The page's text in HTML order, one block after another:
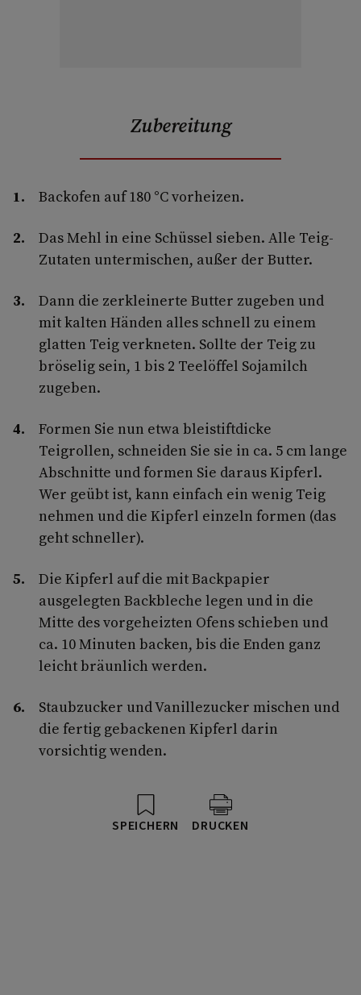
Zubereitung
Backofen auf 180 °C vorheizen.
Das Mehl in eine Schüssel sieben. Alle Teig-
Zutaten untermischen, außer der Butter.
Dann die zerkleinerte Butter zugeben und
mit kalten Händen alles schnell zu einem
glatten Teig verkneten. Sollte der Teig zu
bröselig sein, 1 bis 2 Teelöffel Sojamilch
zugeben.
Formen Sie nun etwa bleistiftdicke
Teigrollen, schneiden Sie sie in ca. 5 cm lange
Abschnitte und formen Sie daraus Kipferl.
Wer geübt ist, kann einfach ein wenig Teig
nehmen und die Kipferl einzeln formen (das
geht schneller).
Die Kipferl auf die mit Backpapier
ausgelegten Backbleche legen und in die
Mitte des vorgeheizten Ofens schieben und
ca. 10 Minuten backen, bis die Enden ganz
leicht bräunlich werden.
Staubzucker und Vanillezucker mischen und
die fertig gebackenen Kipferl darin
vorsichtig wenden.
SPEICHERN DRUCKEN